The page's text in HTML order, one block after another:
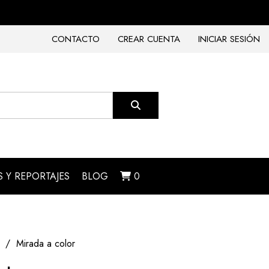
CONTACTO
CREAR CUENTA INICIAR SESIÓN
Y REPORTAJES BLOG 0
Mirada a color